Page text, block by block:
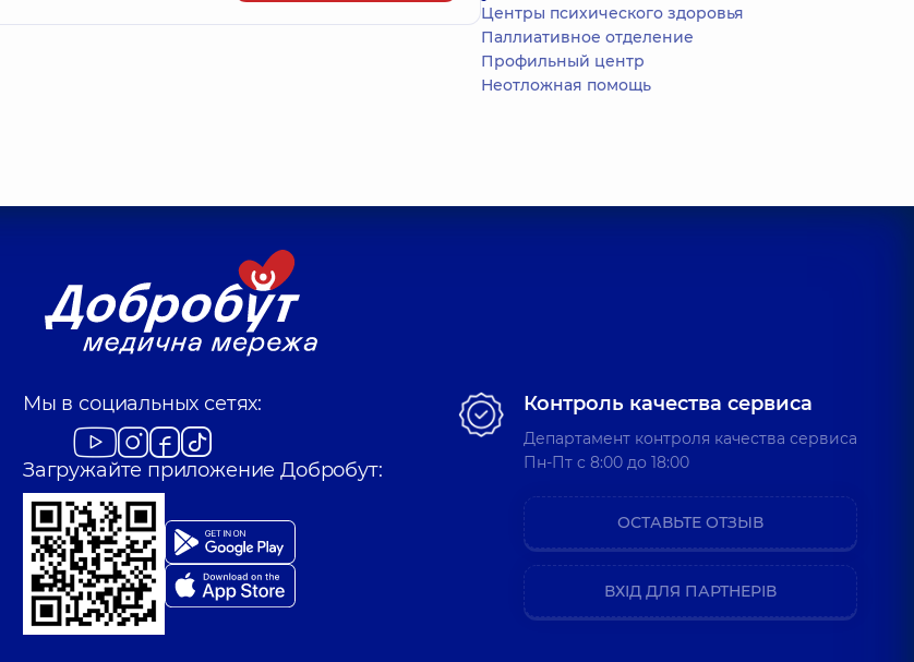
Центры психического здоровья
Паллиативное отделение
Профильный центр
Неотложная помощь
Мы в социальных сетях:
Загружайте приложение Добробут:
Контроль качества сервиса
Департамент контроля качества сервиса
Пн-Пт c 8:00 до 18:00
ОСТАВЬТЕ ОТЗЫВ
ВХІД ДЛЯ ПАРТНЕРІВ